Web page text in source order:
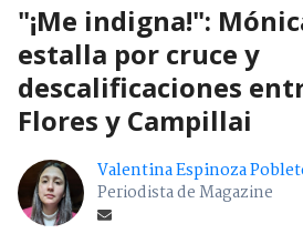
"¡Me indigna!":
estalla por cruce y
descalificaciones
Flores y Campillai
Valentina Espinoza
Periodista de Magazine